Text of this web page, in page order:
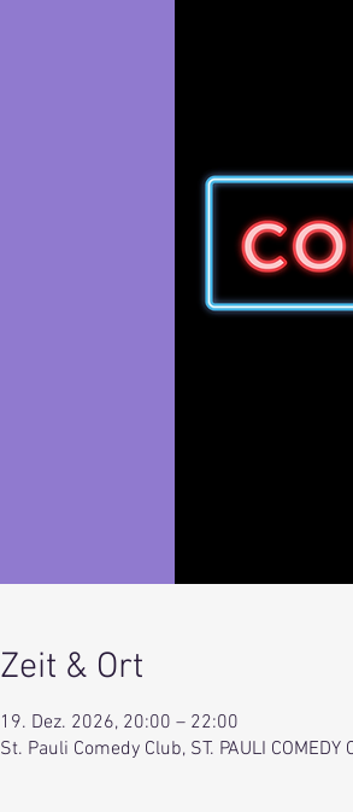
Zeit & Ort
19. Dez. 2026, 20:00 – 22:00
St. Pauli Comedy Club, ST. PAULI